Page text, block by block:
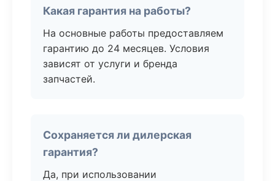
Какая гарантия на работы?
На основные работы предоставляем
гарантию до 24 месяцев. Условия
зависят от услуги и бренда
запчастей.
Сохраняется ли дилерская
гарантия?
Да, при использовании